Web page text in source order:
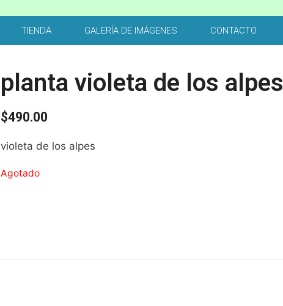
TIENDA GALERÍA DE IMÁGENES CONTACTO
planta violeta de los alpes
$490.00
violeta de los alpes
Agotado